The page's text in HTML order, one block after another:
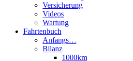
Versicherung
Videos
Wartung
Fahrtenbuch
Anfangs…
Bilanz
1000km